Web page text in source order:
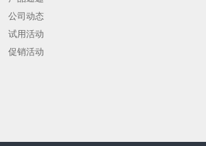
公司动态
试用活动
促销活动